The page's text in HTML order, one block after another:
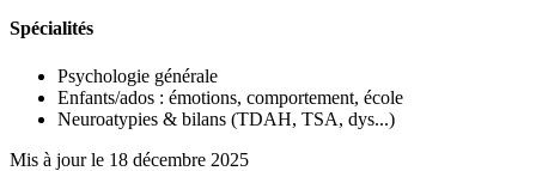
Spécialités
Psychologie générale
Enfants/ados : émotions, comportement, école
Neuroatypies & bilans (TDAH, TSA, dys...)
Mis à jour le 18 décembre 2025